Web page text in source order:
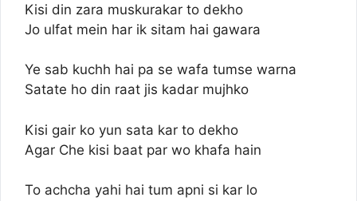
Kisi din zara muskurakar to dekho
Jo ulfat mein har ik sitam hai gawara
Ye sab kuchh hai pa se wafa tumse warna
Satate ho din raat jis kadar mujhko
Kisi gair ko yun sata kar to dekho
Agar Che kisi baat par wo khafa hain
To achcha yahi hai tum apni si kar lo